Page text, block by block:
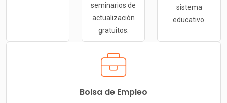
seminarios de
actualización
gratuitos.
sistema
educativo.
Bolsa de Empleo